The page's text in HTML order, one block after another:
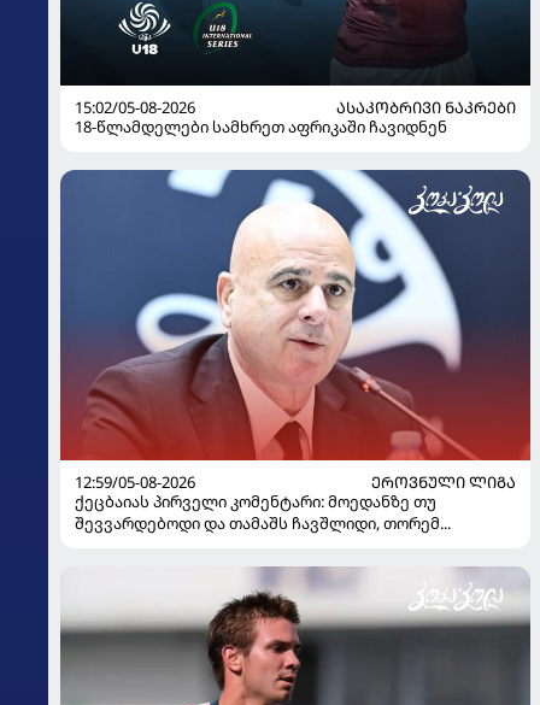
15:02/05-08-2026
ᲐᲡᲐᲙᲝᲑᲠᲘᲕᲘ ᲜᲐᲙᲠᲔᲑᲘ
18-წლამდელები სამხრეთ აფრიკაში ჩავიდნენ
12:59/05-08-2026
ᲔᲠᲝᲕᲜᲣᲚᲘ ᲚᲘᲒᲐ
ქეცბაიას პირველი კომენტარი: მოედანზე თუ
შევვარდებოდი და თამაშს ჩავშლიდი, თორემ...